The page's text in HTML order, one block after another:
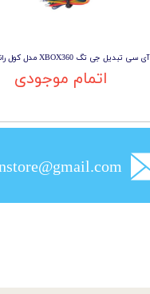
آی سی تبدیل جی تگ XBOX360 مدل کول رانر C فت
اتمام موجودی